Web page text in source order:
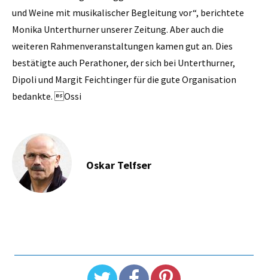
und Weine mit musikalischer Begleitung vor“, berichtete
Monika Unterthurner unserer Zeitung. Aber auch die
weiteren Rahmenveranstaltungen kamen gut an. Dies
bestätigte auch Perathoner, der sich bei Unterthurner,
Dipoli und Margit Feichtinger für die gute Organisation
bedankte. Ossi
Oskar Telfser